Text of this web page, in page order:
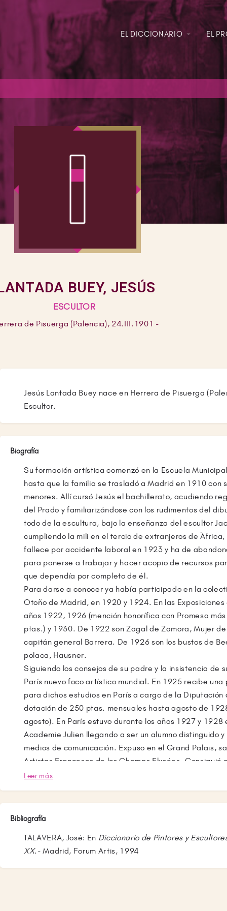
EL DICCIONARIO EL
BUEY, JESÚS
de Pisuerga (Palencia), 24.III.1901 -
ESCULTOR
Jesús Lantada Buey nace en Herrera de Pisuerga
Escultor.
Biografía
Su formación artística comenzó en la Escuela
hasta que la familia se trasladó a Madrid en 1910 con
menores. Allí cursó Jesús el bachillerato, acudiendo
del Prado y familiarizándose con los rudimentos del
todo de la escultura, bajo la enseñanza del escultor
cumpliendo la mili en el tercio de extranjeros de África,
fallece por accidente laboral en 1923 y ha de
para ponerse a trabajar y hacer acopio de recursos
que dependía por completo de él.
Para darse a conocer ya había participado en la
Otoño de Madrid, en 1920 y 1924. En las
años 1922, 1926 (mención honorífica con Promesa
ptas.) y 1930. De 1922 son Zagal de Zamora, Mujer
capitán general Barrera. De 1926 son los bustos de
polaca, Hausner.
Siguiendo los consejos de su padre y la insistencia de
París nuevo foco artístico mundial. En 1925 recibe una
para dichos estudios en París a cargo de la Diputación
dotación de 250 ptas. mensuales hasta agosto de
agosto). En París estuvo durante los años 1927 y 1928
Academie Julien llegando a ser un alumno distinguido
medios de comunicación. Expuso en el Grand Palais,
Artistas Franceses de los Champs Elysées. Consiguió
Salón de Otoño de 1926 en el Petit Palais de París con
aventajado contrincante de Victorio Macho. En
Torso de hombre, Juventud, Celtiberia, Crepúsculo,
Tenerife, Retrato del padre Fray Albino, Retrato de
Castilla y otras.
siguió trabajando sobre retratos de personajes: Busto
Leer más
Bibliografía
TALAVERA, José: En Diccionario de Pintores y
XX.- Madrid, Forum Artis, 1994